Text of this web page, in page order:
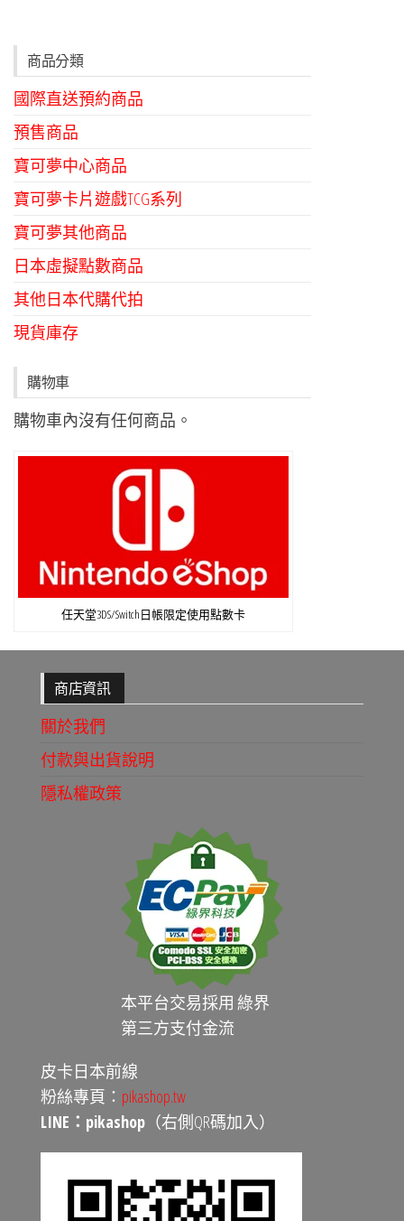
商品分類
國際直送預約商品
預售商品
寶可夢中心商品
寶可夢卡片遊戲TCG系列
寶可夢其他商品
日本虛擬點數商品
其他日本代購代拍
現貨庫存
購物車
購物車內沒有任何商品。
任天堂3DS/Switch日帳限定使用點數卡
商店資訊
關於我們
付款與出貨說明
隱私權政策
本平台交易採用 綠界
第三方支付金流
皮卡日本前線
粉絲專頁： pikashop.tw
LINE：pikashop （右側QR碼加入）